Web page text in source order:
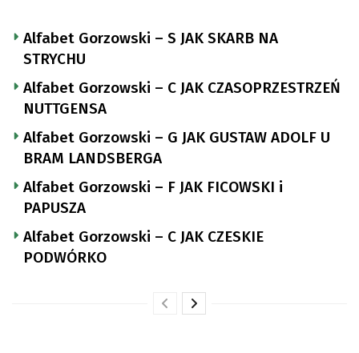
Alfabet Gorzowski – S JAK SKARB NA
STRYCHU
Alfabet Gorzowski – C JAK CZASOPRZESTRZEŃ
NUTTGENSA
Alfabet Gorzowski – G JAK GUSTAW ADOLF U
BRAM LANDSBERGA
Alfabet Gorzowski – F JAK FICOWSKI i
PAPUSZA
Alfabet Gorzowski – C JAK CZESKIE
PODWÓRKO